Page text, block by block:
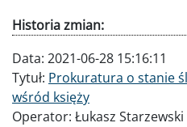
Historia zmian:
Data: 2021-06-28 15:16:11
Tytuł: Prokuratura o stanie
wśród księży
Operator: Łukasz Starzewski